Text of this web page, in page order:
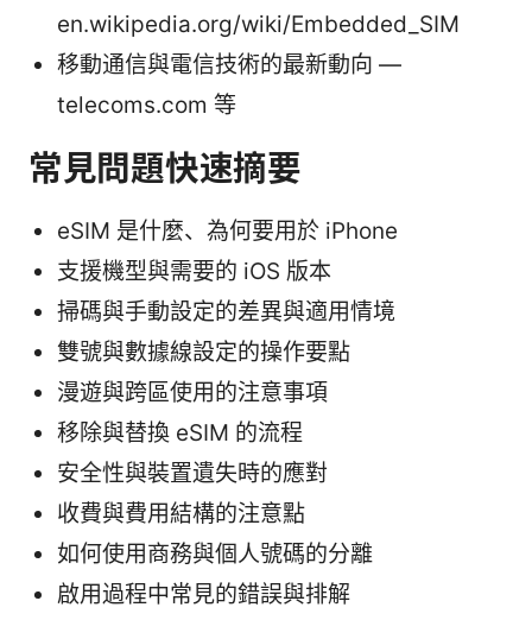
en.wikipedia.org/wiki/Embedded_SIM
移動通信與電信技術的最新動向 —
telecoms.com 等
常見問題快速摘要
eSIM 是什麼、為何要用於 iPhone
支援機型與需要的 iOS 版本
掃碼與手動設定的差異與適用情境
雙號與數據線設定的操作要點
漫遊與跨區使用的注意事項
移除與替換 eSIM 的流程
安全性與裝置遺失時的應對
收費與費用結構的注意點
如何使用商務與個人號碼的分離
啟用過程中常見的錯誤與排解